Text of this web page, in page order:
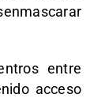
entre
acceso